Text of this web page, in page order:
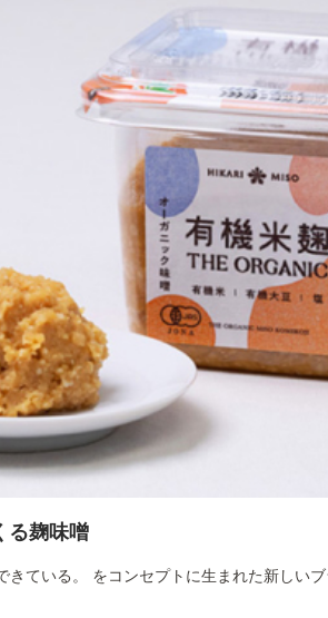
る麹味噌
きている。 をコンセプトに生まれた新しいブ
名称 有機米みそ
製造元 ひかり味
原産国 日本
原材料 有機米（
商品サイズ
賞味期限
発送後45
※発送日
保存方法
蔵庫で保
※容器にお
加こだわってます 有機米麹